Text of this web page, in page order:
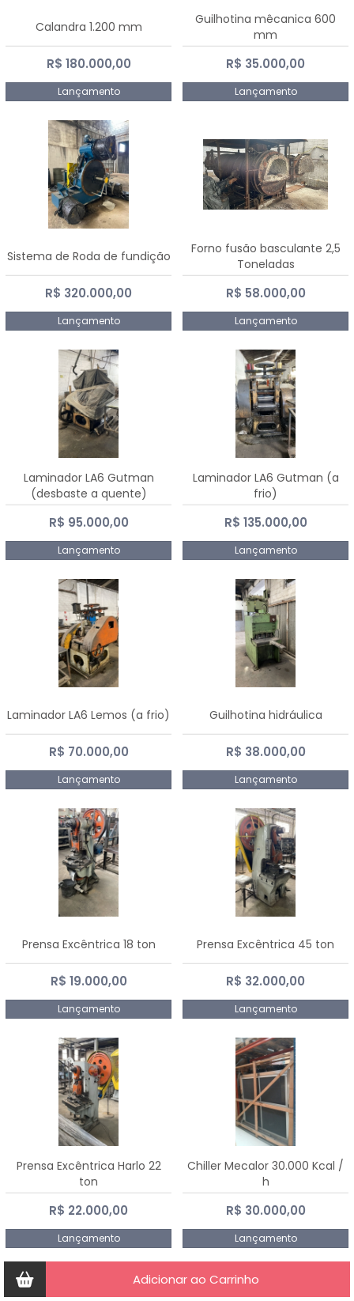
Calandra 1.200 mm
R$ 180.000,00
Lançamento
Guilhotina mêcanica 600
mm
R$ 35.000,00
Lançamento
Sistema de Roda de fundição
R$ 320.000,00
Lançamento
Forno fusão basculante 2,5
Toneladas
R$ 58.000,00
Lançamento
Laminador LA6 Gutman
(desbaste a quente)
R$ 95.000,00
Lançamento
Laminador LA6 Gutman (a
frio)
R$ 135.000,00
Lançamento
Laminador LA6 Lemos (a frio)
R$ 70.000,00
Lançamento
Guilhotina hidráulica
R$ 38.000,00
Lançamento
Prensa Excêntrica 18 ton
R$ 19.000,00
Lançamento
Prensa Excêntrica 45 ton
R$ 32.000,00
Lançamento
Prensa Excêntrica Harlo 22
ton
R$ 22.000,00
Lançamento
Chiller Mecalor 30.000 Kcal /
h
R$ 30.000,00
Lançamento
Adicionar ao Carrinho